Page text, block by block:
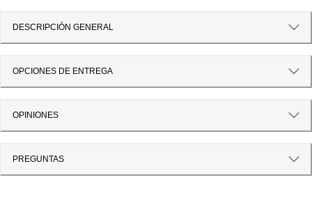
DESCRIPCIÓN GENERAL
OPCIONES DE ENTREGA
OPINIONES
PREGUNTAS